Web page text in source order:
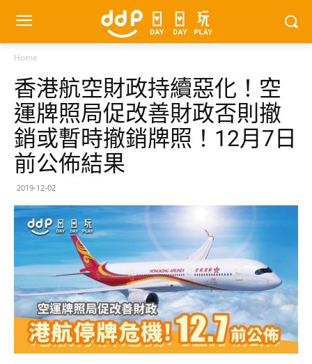
Home
香港航空財政持續惡化！空
運牌照局促改善財政否則撤
銷或暫時撤銷牌照！12月7日
前公佈結果
2019-12-02